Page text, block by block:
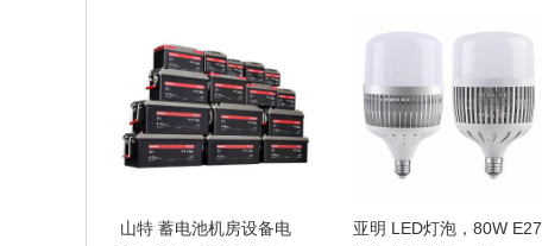
山特 蓄电池机房设备电
亚明 LED灯泡，80W E27